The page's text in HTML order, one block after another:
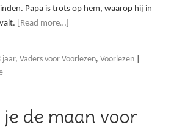
Papa is trots op hem, waarop hij in
[Read more…]
jaar, Vaders voor Voorlezen, Voorlezen
je de maan voor